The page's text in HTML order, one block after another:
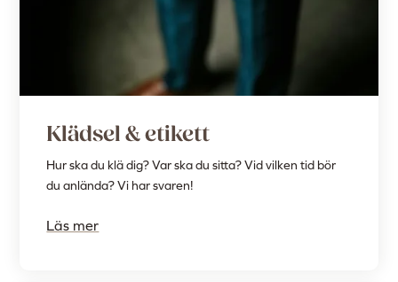
Klädsel & etikett
Hur ska du klä dig? Var ska du sitta? Vid vilken tid bör
du anlända? Vi har svaren!
Läs mer